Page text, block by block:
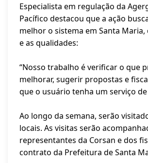
Especialista em regulação da
Pacífico destacou que a ação
melhor o sistema em Santa
e as qualidades:
“Nosso trabalho é verificar o que
melhorar, sugerir propostas e
que o usuário tenha um serviço de
Ao longo da semana, serão
locais. As visitas serão
representantes da Corsan e dos
contrato da Prefeitura de Santa